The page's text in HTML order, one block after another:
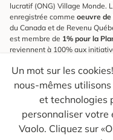
Un mot sur les
nous-mêmes
et technologies
personnaliser votre
Vaolo. Cliquez sur
lucratif (ONG) Village Monde.
enregistrée comme oeuvre de
du Canada et de Revenu
est membre de 1% pour la
reviennent à 100% aux
S'inscrire à l'infolettre
Pour connaître les
astuces pour des voyages
Ton courriel